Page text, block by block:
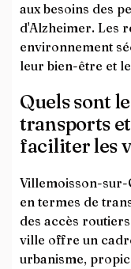
aux besoins des
d'Alzheimer. Les
environnement
leur bien-être et
Quels sont
transports
faciliter les
Villemoisson-sur-
en termes de
des accès
ville offre un
urbanisme,